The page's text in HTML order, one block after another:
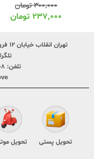
۳۰۰,۰۰۰تومان
۲۳۷,۰۰۰ تومان
تهران انقلاب خیابان ۱۲ فروردین پایین تر از وحید نظری پلاک ۲۴۹
تلفن:
تحویل پستی تحویل